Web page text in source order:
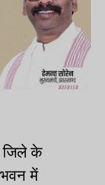
जिले के
भवन में